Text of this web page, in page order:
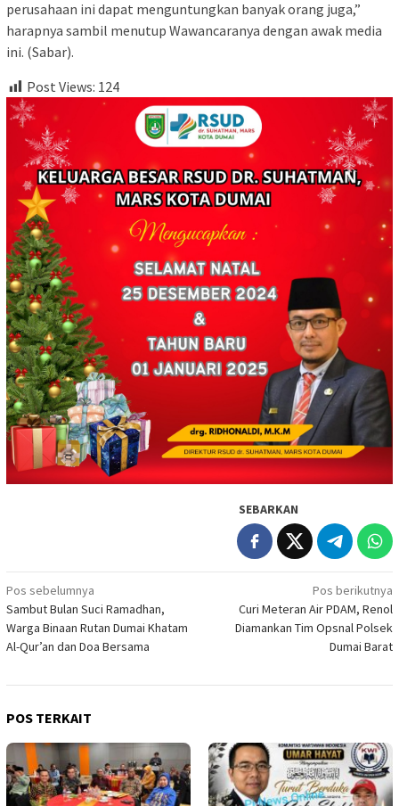
perusahaan ini dapat menguntungkan banyak orang juga,”
harapnya sambil menutup Wawancaranya dengan awak media
ini. (Sabar).
Post Views: 124
SEBARKAN
Navigasi
pos
Pos sebelumnya
Sambut Bulan Suci Ramadhan,
Warga Binaan Rutan Dumai Khatam
Al-Qur’an dan Doa Bersama
Pos berikutnya
Curi Meteran Air PDAM, Renol
Diamankan Tim Opsnal Polsek
Dumai Barat
POS TERKAIT